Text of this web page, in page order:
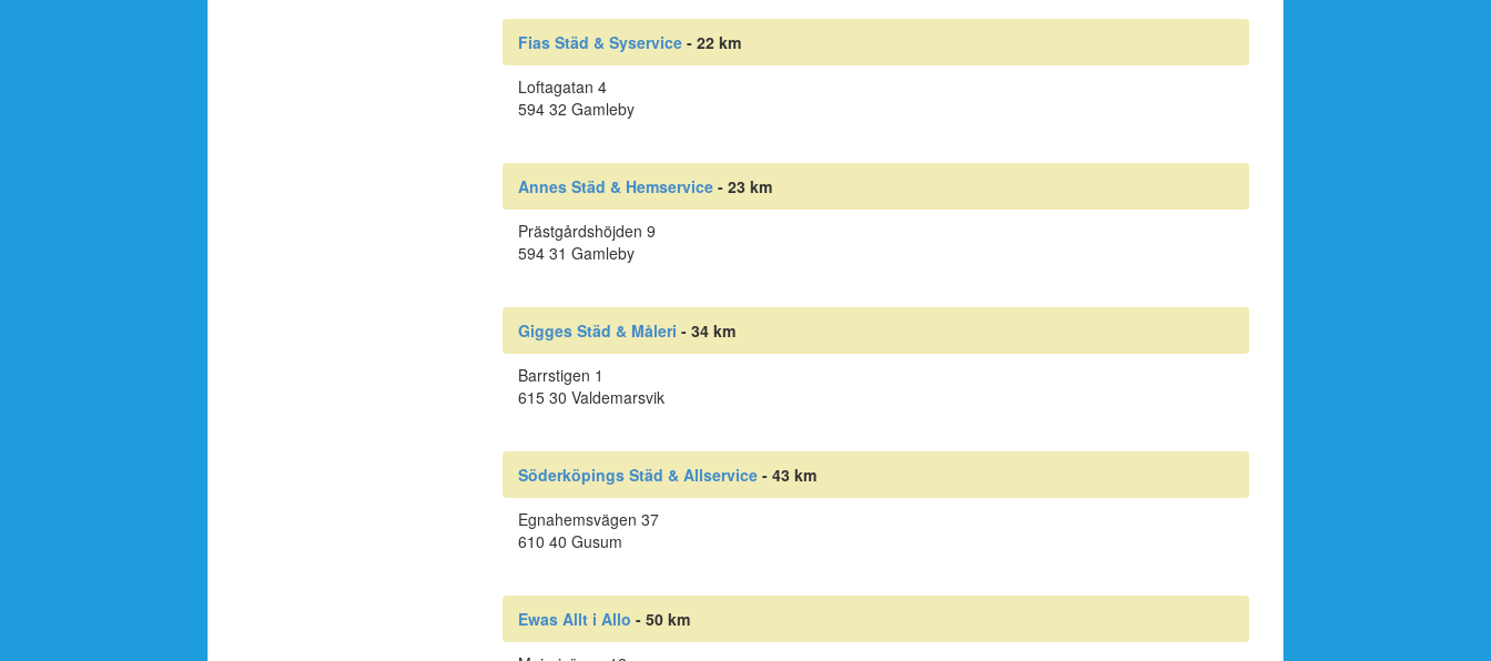
Fias Städ & Syservice- 22 km
Loftagatan 4
594 32 Gamleby
Annes Städ & Hemservice- 23 km
Prästgårdshöjden 9
594 31 Gamleby
Gigges Städ & Måleri - 34 km
Barrstigen 1
615 30 Valdemarsvik
Söderköpings Städ & Allservice- 43 km
Egnahemsvägen 37
610 40 Gusum
Ewas Allt i Allo - 50 km